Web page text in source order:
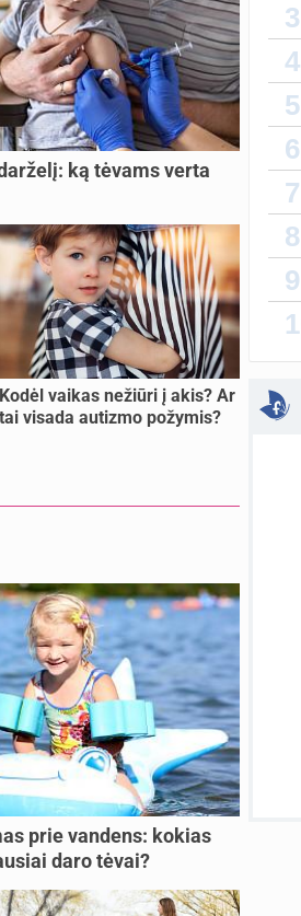
ką tėvams verta
Kodėl vaikas nežiūri į akis? Ar
tai visada autizmo požymis?
prie vandens: kokias
daro tėvai?
sukurta
3
4
5
6
7
8
9